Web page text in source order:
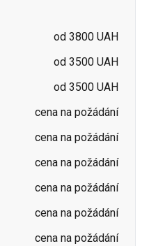
od 3800 UAH
od 3500 UAH
od 3500 UAH
cena na požádání
cena na požádání
cena na požádání
cena na požádání
cena na požádání
cena na požádání